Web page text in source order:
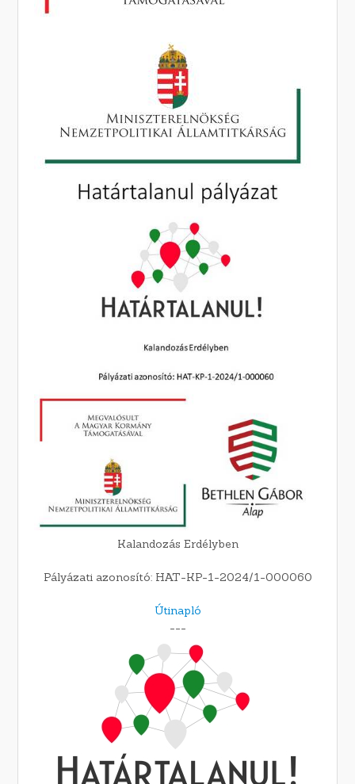
Kalandozás Erdélyben
Pályázati azonosító: HAT-KP-1-2024/1-000060
Útinapló
---